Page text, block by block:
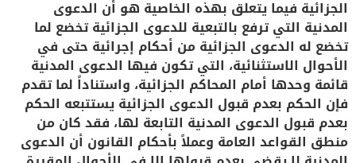
الجزائية فيما يتعلق بهذه الخاصية هو أن الدعوى
المدنية التي ترفع بالتبعية للدعوى الجزائية تخضع لما
تخضع له الدعوى الجزائية من أحكام إجرائية حتى في
الأحوال الاستثنائية، التي تكون فيها الدعوى المدنية
قائمة وحدها أمام المحاكم الجزائية، واستناداً لما تقدم
فإن الحكم بعدم قبول الدعوى الجزائية يستتبعه الحكم
بعدم قبول الدعوى المدنية التابعة لها، فقد كان من
منطق القواعد العامة وعملاً بأحكام القانون أن الدعوى